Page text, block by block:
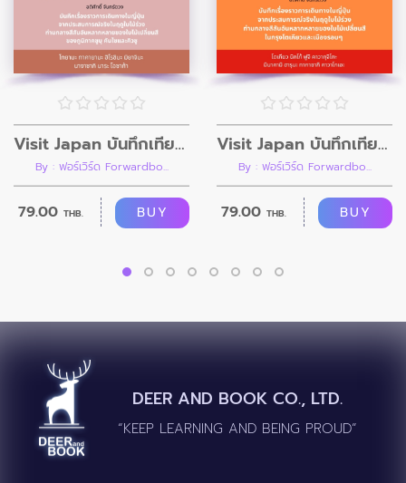
Visit Japan บันทึกเที่ยวญี่ปุ่น เล่ม 4 จากชูบุสู่คันไซเลยไปคิวชู ฤดูใบไม้ร่วง Autumn CHUBU-KANSAI & KYUSHU
By : ฟอร์เวิร์ด Forwardbo...
79.00 THB. BUY
Visit Japan บันทึกเที่ยวญี่ปุ่น เล่ม 3 คันโตตามล่าใบไม้แดง Autumn KANTO
By : ฟอร์เวิร์ด Forwardbo...
79.00 THB. BUY
DEER AND BOOK CO., LTD.
“KEEP LEARNING AND BEING PROUD”